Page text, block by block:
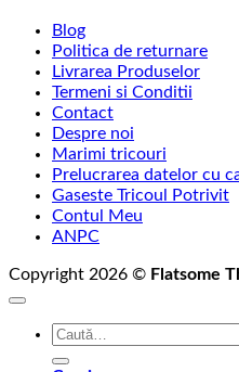
Blog
Politica de returnare
Livrarea Produselor
Termeni si Conditii
Contact
Despre noi
Marimi tricouri
Prelucrarea datelor cu
Gaseste Tricoul Potrivit
Contul Meu
ANPC
Copyright 2026 © Flatsome
Caută